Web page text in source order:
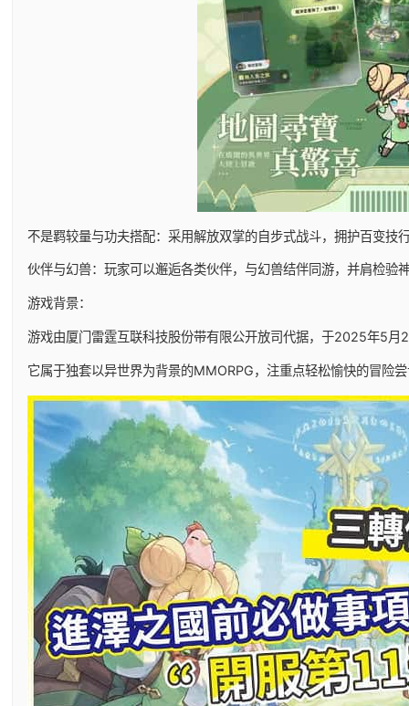
不是羁较量与功夫搭配：采用解放双掌的自步式战斗，拥护百变技
伙伴与幻兽：玩家可以邂逅各类伙伴，与幻兽结伴同游，并肩检验
游戏背景：
游戏由厦门雷霆互联科技股份带有限公开放司代据，于2025年5
它属于独套以异世界为背景的MMORPG，注重点轻松愉快的冒险